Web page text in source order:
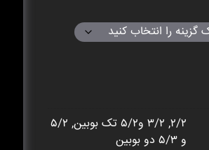
۲/۲, ۳/۲ و۵/۲ تک بوبین, ۵/۲
و ۵/۳ دو بوبین